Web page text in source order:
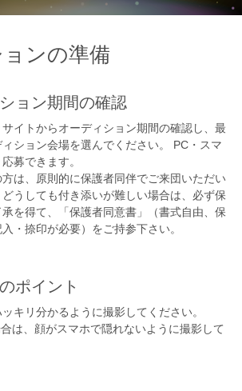
ンの準備
ョン期間の確認
イトからオーディション期間の確認し、最
ション会場を選んでください。 PC・スマ
募できます。
は、原則的に保護者同伴でご来団いただい
うしても付き添いが難しい場合は、必ず保
を得て、「保護者同意書」（書式自由、保
・捺印が必要）をご持参下さい。
ポイント
キリ分かるように撮影してください。
は、顔がスマホで隠れないように撮影して